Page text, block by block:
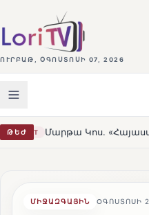
ՈՒՐԲԱԹ, ՕԳՈՍՏՈՍԻ 07, 2026
ԹԵԺԿոս. «Հայաստանն ու ԵՄ-ն
ՄԻՋԱԶԳԱՅԻՆ ՕԳՈՍՏՈՍԻ